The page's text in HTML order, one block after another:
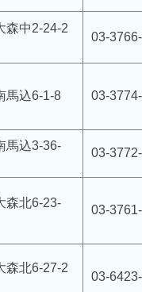
森中2-24-2
03-
馬込6-1-8 03-
馬込3-36-
03-
森北6-23-
03-
森北6-27-2
03-